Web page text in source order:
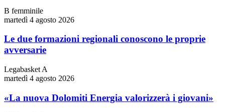
B femminile
martedì 4 agosto 2026
Le due formazioni regionali conoscono le proprie
avversarie
Legabasket A
martedì 4 agosto 2026
«La nuova Dolomiti Energia valorizzerà i giovani»